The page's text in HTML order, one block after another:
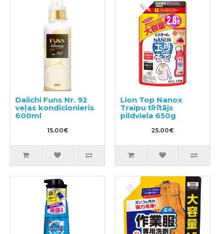
Daiichi Funs Nr. 92
veļas kondicionieris
600ml
15.00€
Lion Top Nanox
Traipu tīrītājs
pildviela 650g
25.00€